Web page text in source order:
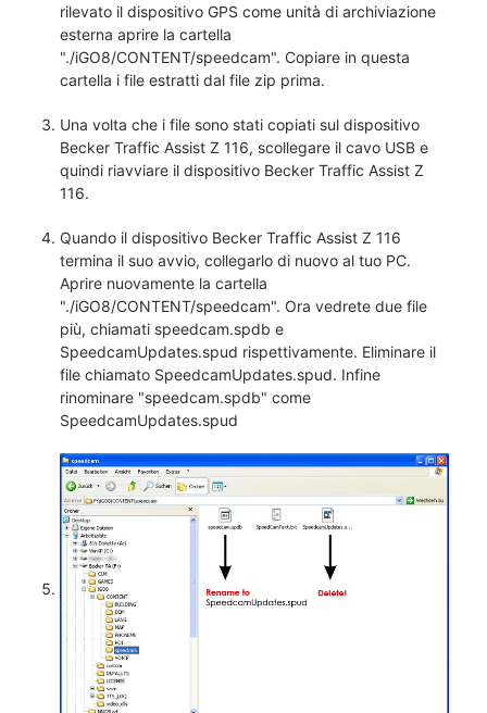
rilevato il dispositivo GPS come unità di archiviazione
esterna aprire la cartella
"./iGO8/CONTENT/speedcam". Copiare in questa
cartella i file estratti dal file zip prima.
Una volta che i file sono stati copiati sul dispositivo
Becker Traffic Assist Z 116, scollegare il cavo USB e
quindi riavviare il dispositivo Becker Traffic Assist Z
116.
Quando il dispositivo Becker Traffic Assist Z 116
termina il suo avvio, collegarlo di nuovo al tuo PC.
Aprire nuovamente la cartella
"./iGO8/CONTENT/speedcam". Ora vedrete due file
più, chiamati speedcam.spdb e
SpeedcamUpdates.spud rispettivamente. Eliminare il
file chiamato SpeedcamUpdates.spud. Infine
rinominare "speedcam.spdb" come
SpeedcamUpdates.spud